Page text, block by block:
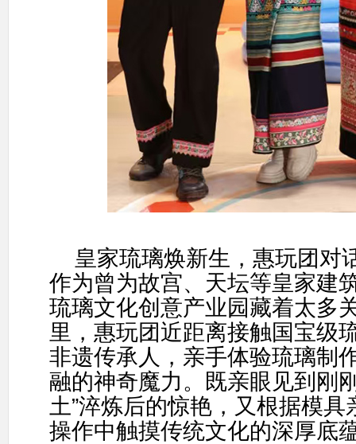
皇家琉璃焕新生，惠玩团对
作为曾为故宫、天坛等皇家建
琉璃文化创意产业园藏着太多
里，惠玩团近距离接触国宝级
非遗传承人，亲手体验琉璃制
融的神奇魔力。既亲眼见到刚
土”淬炼后的惊艳，又根据模
操作中触摸传统文化的深厚底